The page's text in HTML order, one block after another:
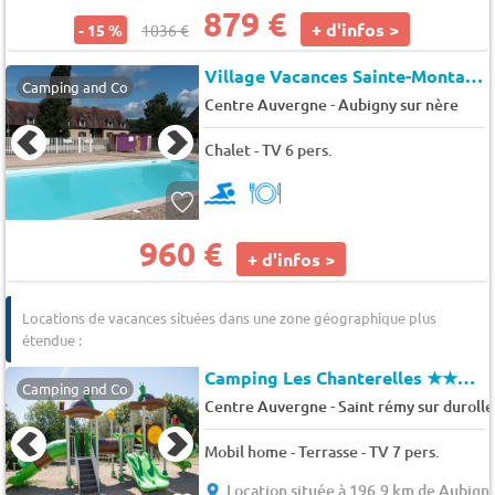
- 15 % 1036 € 879 € + d'infos >
Camping and Co Village Vacances Sainte-Montaine (13171)
Centre Auvergne-Aubigny sur nère
Chalet - TV 6 pers.
960 € + d'infos >
Locations de vacances situées dans une zone géographique plus
étendue :
Camping and Co Camping Les Chanterelles★★★★
Centre Auvergne-Saint rémy sur durolle
Mobil home - Terrasse - TV 7 pers.
Location située à 196.9 km de